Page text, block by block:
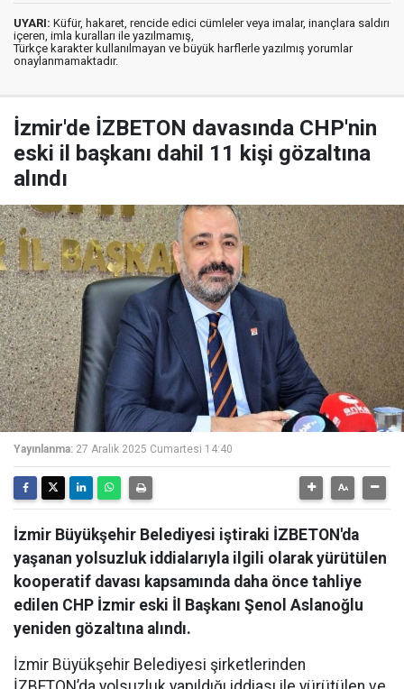
UYARI: Küfür, hakaret, rencide edici cümleler veya imalar, inançlara saldırı
içeren, imla kuralları ile yazılmamış,
Türkçe karakter kullanılmayan ve büyük harflerle yazılmış yorumlar
onaylanmamaktadır.
İzmir'de İZBETON davasında CHP'nin
eski il başkanı dahil 11 kişi gözaltına
alındı
Yayınlanma: 27 Aralık 2025 Cumartesi 14:40
İzmir Büyükşehir Belediyesi iştiraki İZBETON'da
yaşanan yolsuzluk iddialarıyla ilgili olarak yürütülen
kooperatif davası kapsamında daha önce tahliye
edilen CHP İzmir eski İl Başkanı Şenol Aslanoğlu
yeniden gözaltına alındı.
İzmir Büyükşehir Belediyesi şirketlerinden